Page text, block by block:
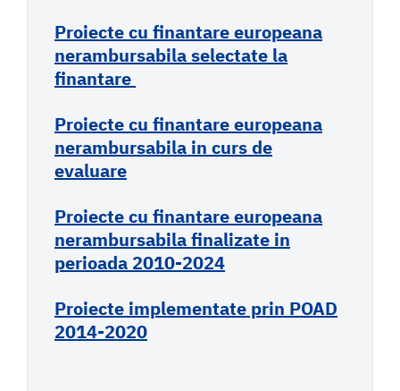
Proiecte cu finantare europeana
nerambursabila selectate la
finantare
Proiecte cu finantare europeana
nerambursabila in curs de
evaluare
Proiecte cu finantare europeana
nerambursabila finalizate in
perioada 2010-2024
Proiecte implementate prin POAD
2014-2020